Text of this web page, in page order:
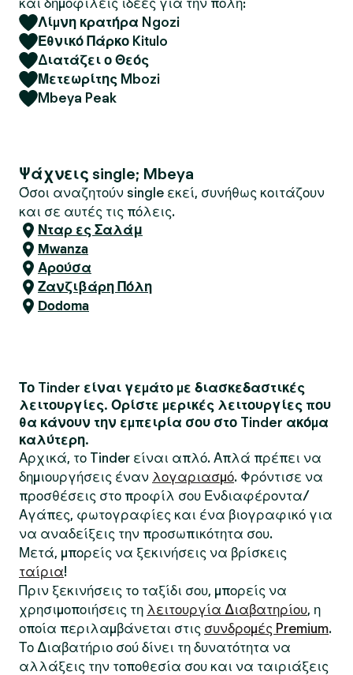
και δημοφιλείς ιδέες για την πόλη:
Λίμνη κρατήρα Ngozi
Εθνικό Πάρκο Kitulo
Διατάζει ο Θεός
Μετεωρίτης Mbozi
Mbeya Peak
Ψάχνεις single; Mbeya
Όσοι αναζητούν single εκεί, συνήθως κοιτάζουν
και σε αυτές τις πόλεις.
Νταρ ες Σαλάμ
Mwanza
Αρούσα
Ζανζιβάρη Πόλη
Dodoma
Το Tinder είναι γεμάτο με διασκεδαστικές
λειτουργίες. Ορίστε μερικές λειτουργίες που
θα κάνουν την εμπειρία σου στο Tinder ακόμα
καλύτερη.
Αρχικά, το Tinder είναι απλό. Απλά πρέπει να
δημιουργήσεις έναν λογαριασμό. Φρόντισε να
προσθέσεις στο προφίλ σου Ενδιαφέροντα/
Αγάπες, φωτογραφίες και ένα βιογραφικό για
να αναδείξεις την προσωπικότητα σου.
Μετά, μπορείς να ξεκινήσεις να βρίσκεις
ταίρια!
Πριν ξεκινήσεις το ταξίδι σου, μπορείς να
χρησιμοποιήσεις τη λειτουργία Διαβατηρίου, η
οποία περιλαμβάνεται στις συνδρομές Premium.
Το Διαβατήριο σού δίνει τη δυνατότητα να
αλλάξεις την τοποθεσία σου και να ταιριάξεις